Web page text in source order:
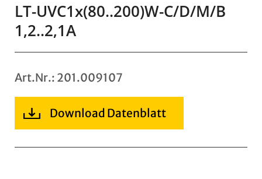
LT-UVC1x(80..200)W-C/D/M/B
1,2..2,1A
Art.Nr.: 201.009107
Download Datenblatt